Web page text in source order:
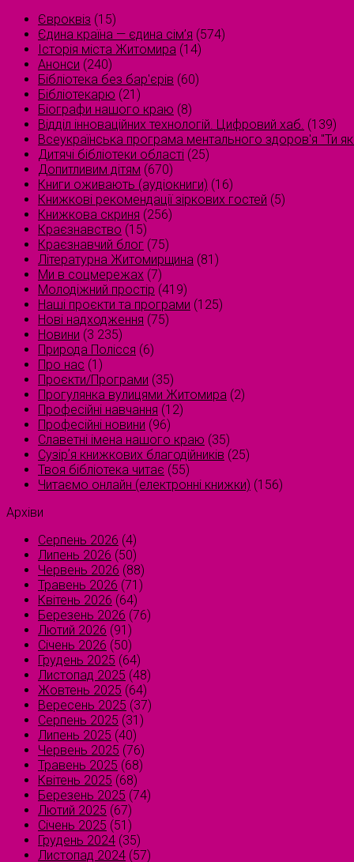
Євроквіз (15)
Єдина країна — єдина сім’я (574)
Історія міста Житомира (14)
Анонси (240)
Бібліотека без бар'єрів (60)
Бібліотекарю (21)
Біографи нашого краю (8)
Відділ інноваційних технологій. Цифровий хаб. (139)
Всеукраїнська програма ментального здоров'я "Ти
Дитячі бібліотеки області (25)
Допитливим дітям (670)
Книги оживають (аудіокниги) (16)
Книжкові рекомендації зіркових гостей (5)
Книжкова скриня (256)
Краєзнавство (15)
Краєзнавчий блог (75)
Літературна Житомирщина (81)
Ми в соцмережах (7)
Молодіжний простір (419)
Наші проєкти та програми (125)
Нові надходження (75)
Новини (3 235)
Природа Полісся (6)
Про нас (1)
Проєкти/Програми (35)
Прогулянка вулицями Житомира (2)
Професійні навчання (12)
Професійні новини (96)
Славетні імена нашого краю (35)
Сузірʼя книжкових благодійників (25)
Твоя бібліотека читає (55)
Читаємо онлайн (електронні книжки) (156)
Архіви
Серпень 2026 (4)
Липень 2026 (50)
Червень 2026 (88)
Травень 2026 (71)
Квітень 2026 (64)
Березень 2026 (76)
Лютий 2026 (91)
Січень 2026 (50)
Грудень 2025 (64)
Листопад 2025 (48)
Жовтень 2025 (64)
Вересень 2025 (37)
Серпень 2025 (31)
Липень 2025 (40)
Червень 2025 (76)
Травень 2025 (68)
Квітень 2025 (68)
Березень 2025 (74)
Лютий 2025 (67)
Січень 2025 (51)
Грудень 2024 (35)
Листопад 2024 (57)